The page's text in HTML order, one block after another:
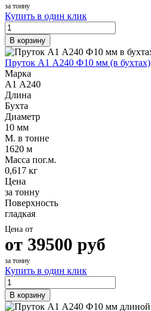
за тонну
Купить в один клик
В корзину
Пруток А1 А240 Ф10 мм (в бухтах)
Марка
А1 А240
Длина
Бухта
Диаметр
10 мм
М. в тонне
1620 м
Масса пог.м.
0,617 кг
Цена
за тонну
Поверхность
гладкая
Цена от
от 39500 руб
за тонну
Купить в один клик
В корзину